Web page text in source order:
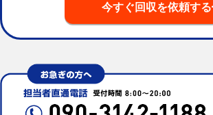
今すぐ回収を依頼する